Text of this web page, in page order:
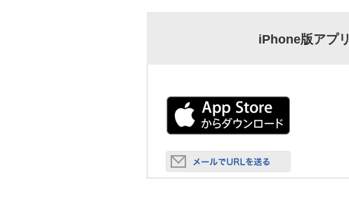
iPhone版アプリ